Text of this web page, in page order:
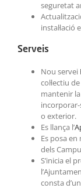
seguretat
instal·lació
Serveis
Nou servei
col·lectiu
mantenir
incorporar-
o exterior.
Es llança l’
Es posa
dels
S’inicia el
consta